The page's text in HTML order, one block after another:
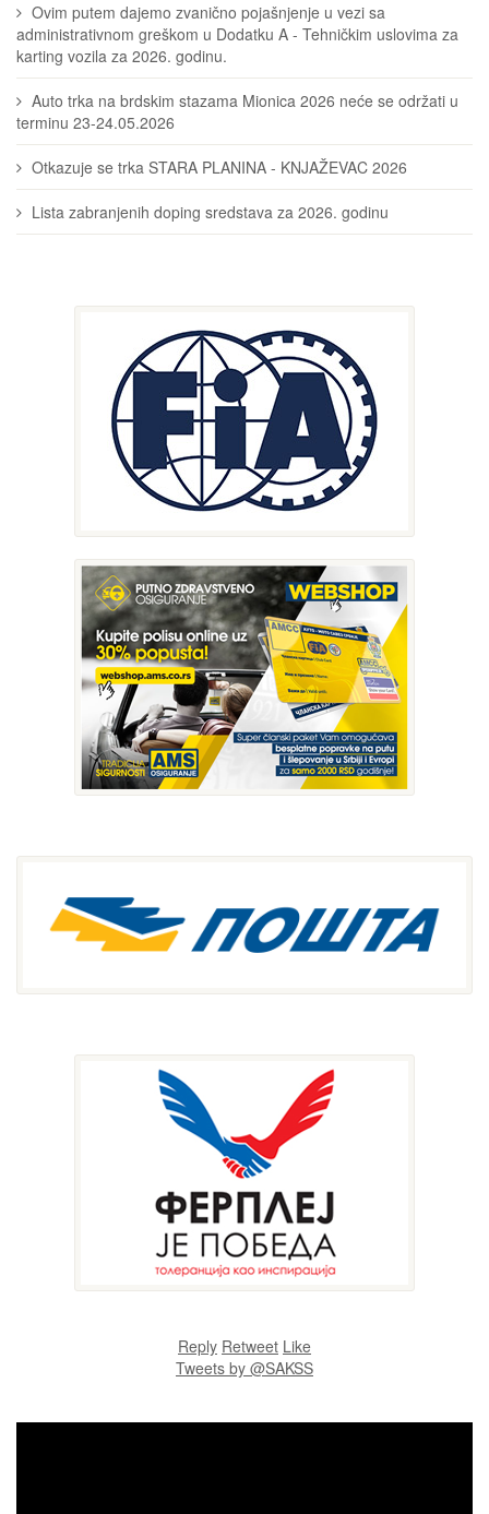
Ovim putem dajemo zvanično pojašnjenje u vezi sa
administrativnom greškom u Dodatku A - Tehničkim uslovima za
karting vozila za 2026. godinu.
Auto trka na brdskim stazama Mionica 2026 neće se održati u
terminu 23-24.05.2026
Otkazuje se trka STARA PLANINA - KNJAŽEVAC 2026
Lista zabranjenih doping sredstava za 2026. godinu
Reply Retweet Like
Tweets by @SAKSS